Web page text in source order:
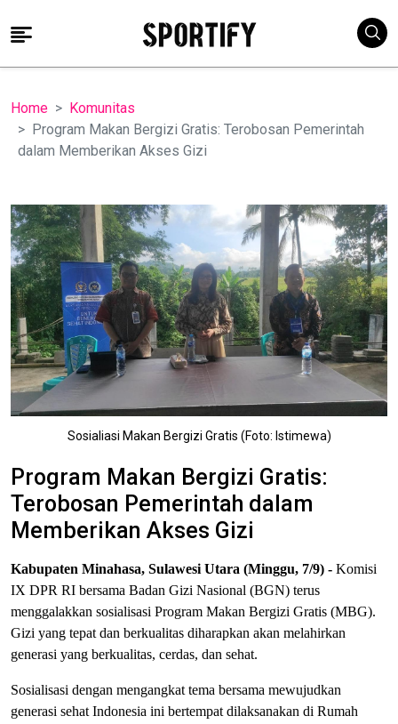
Home
Komunitas
Program Makan Bergizi Gratis: Terobosan Pemerintah
dalam Memberikan Akses Gizi
Sosialiasi Makan Bergizi Gratis (Foto: Istimewa)
Program Makan Bergizi Gratis:
Terobosan Pemerintah dalam
Memberikan Akses Gizi
Kabupaten Minahasa, Sulawesi Utara (Minggu, 7/9) - Komisi
IX DPR RI bersama Badan Gizi Nasional (BGN) terus
menggalakkan sosialisasi Program Makan Bergizi Gratis (MBG).
Gizi yang tepat dan berkualitas diharapkan akan melahirkan
generasi yang berkualitas, cerdas, dan sehat.
Sosialisasi dengan mengangkat tema bersama mewujudkan
generasi sehat Indonesia ini bertempat dilaksanakan di Rumah